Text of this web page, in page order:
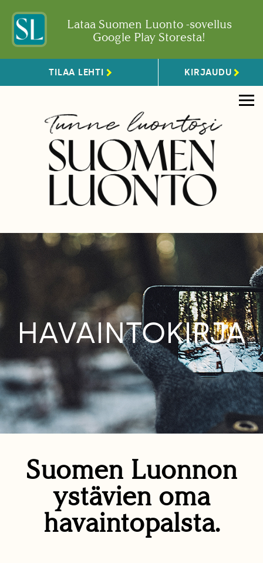
Lataa Suomen Luonto -sovellus
Google Play Storesta!
TILAA LEHTI KIRJAUDU
HAVAINTOKIRJA
Suomen Luonnon
ystävien oma
havaintopalsta.